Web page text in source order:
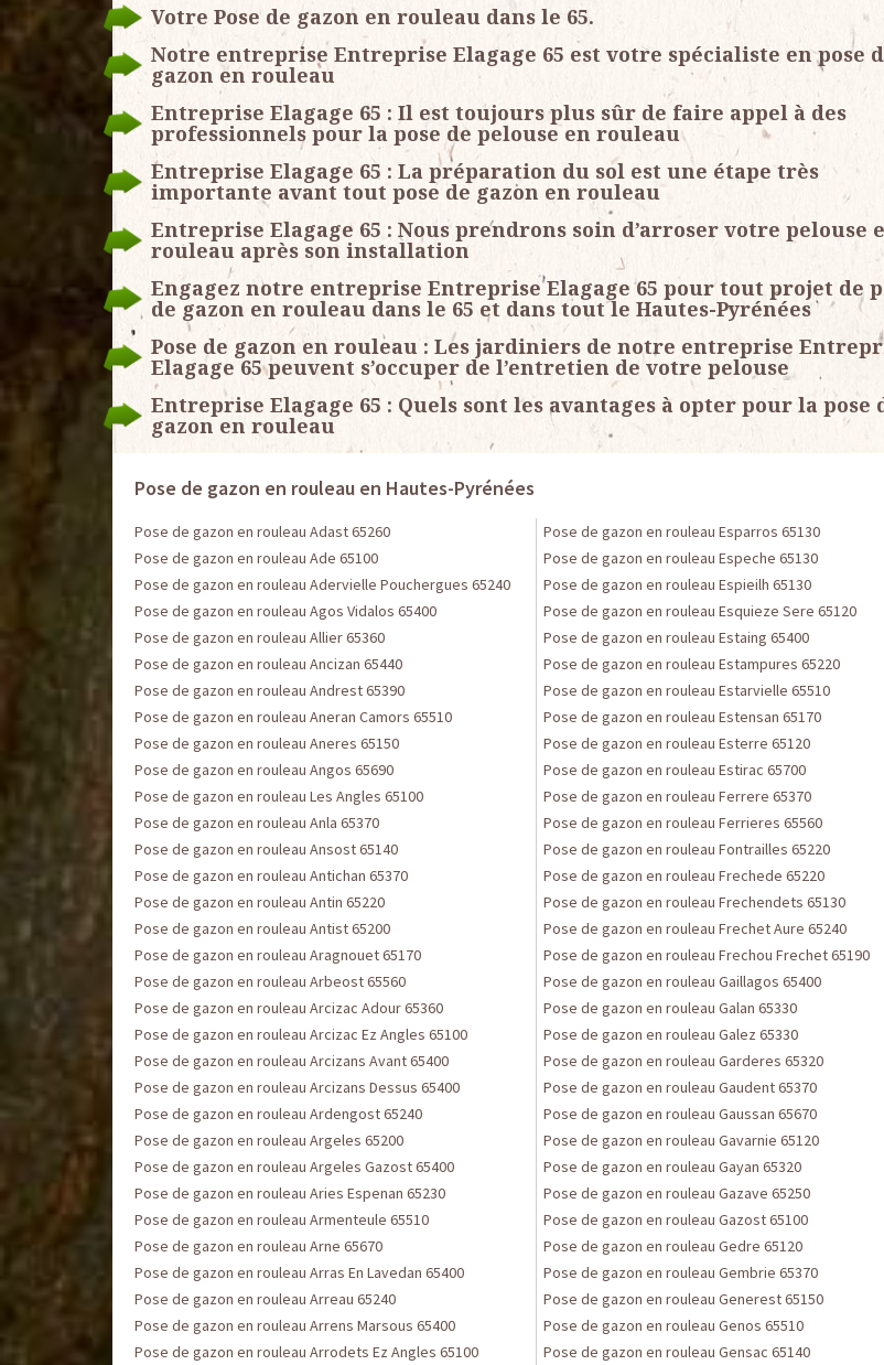
Votre Pose de gazon en rouleau dans le 65.
Notre entreprise Entreprise Elagage 65 est votre spécialiste en pose
gazon en rouleau
Entreprise Elagage 65 : Il est toujours plus sûr de faire appel à des
professionnels pour la pose de pelouse en rouleau
Entreprise Elagage 65 : La préparation du sol est une étape très
importante avant tout pose de gazon en rouleau
Entreprise Elagage 65 : Nous prendrons soin d’arroser votre pelouse
rouleau après son installation
Engagez notre entreprise Entreprise Elagage 65 pour tout projet de
de gazon en rouleau dans le 65 et dans tout le Hautes-Pyrénées
Pose de gazon en rouleau : Les jardiniers de notre entreprise
Elagage 65 peuvent s’occuper de l’entretien de votre pelouse
Entreprise Elagage 65 : Quels sont les avantages à opter pour la pose
gazon en rouleau
Pose de gazon en rouleau en Hautes-Pyrénées
Pose de gazon en rouleau Adast 65260
Pose de gazon en rouleau Ade 65100
Pose de gazon en rouleau Adervielle Pouchergues 65240
Pose de gazon en rouleau Agos Vidalos 65400
Pose de gazon en rouleau Allier 65360
Pose de gazon en rouleau Ancizan 65440
Pose de gazon en rouleau Andrest 65390
Pose de gazon en rouleau Aneran Camors 65510
Pose de gazon en rouleau Aneres 65150
Pose de gazon en rouleau Angos 65690
Pose de gazon en rouleau Les Angles 65100
Pose de gazon en rouleau Anla 65370
Pose de gazon en rouleau Ansost 65140
Pose de gazon en rouleau Antichan 65370
Pose de gazon en rouleau Antin 65220
Pose de gazon en rouleau Antist 65200
Pose de gazon en rouleau Aragnouet 65170
Pose de gazon en rouleau Arbeost 65560
Pose de gazon en rouleau Arcizac Adour 65360
Pose de gazon en rouleau Arcizac Ez Angles 65100
Pose de gazon en rouleau Arcizans Avant 65400
Pose de gazon en rouleau Arcizans Dessus 65400
Pose de gazon en rouleau Ardengost 65240
Pose de gazon en rouleau Argeles 65200
Pose de gazon en rouleau Argeles Gazost 65400
Pose de gazon en rouleau Aries Espenan 65230
Pose de gazon en rouleau Armenteule 65510
Pose de gazon en rouleau Arne 65670
Pose de gazon en rouleau Arras En Lavedan 65400
Pose de gazon en rouleau Arreau 65240
Pose de gazon en rouleau Arrens Marsous 65400
Pose de gazon en rouleau Arrodets Ez Angles 65100
Pose de gazon en rouleau Esparros 65130
Pose de gazon en rouleau Espeche 65130
Pose de gazon en rouleau Espieilh 65130
Pose de gazon en rouleau Esquieze Sere 65120
Pose de gazon en rouleau Estaing 65400
Pose de gazon en rouleau Estampures 65220
Pose de gazon en rouleau Estarvielle 65510
Pose de gazon en rouleau Estensan 65170
Pose de gazon en rouleau Esterre 65120
Pose de gazon en rouleau Estirac 65700
Pose de gazon en rouleau Ferrere 65370
Pose de gazon en rouleau Ferrieres 65560
Pose de gazon en rouleau Fontrailles 65220
Pose de gazon en rouleau Frechede 65220
Pose de gazon en rouleau Frechendets 65130
Pose de gazon en rouleau Frechet Aure 65240
Pose de gazon en rouleau Frechou Frechet 65190
Pose de gazon en rouleau Gaillagos 65400
Pose de gazon en rouleau Galan 65330
Pose de gazon en rouleau Galez 65330
Pose de gazon en rouleau Garderes 65320
Pose de gazon en rouleau Gaudent 65370
Pose de gazon en rouleau Gaussan 65670
Pose de gazon en rouleau Gavarnie 65120
Pose de gazon en rouleau Gayan 65320
Pose de gazon en rouleau Gazave 65250
Pose de gazon en rouleau Gazost 65100
Pose de gazon en rouleau Gedre 65120
Pose de gazon en rouleau Gembrie 65370
Pose de gazon en rouleau Generest 65150
Pose de gazon en rouleau Genos 65510
Pose de gazon en rouleau Gensac 65140